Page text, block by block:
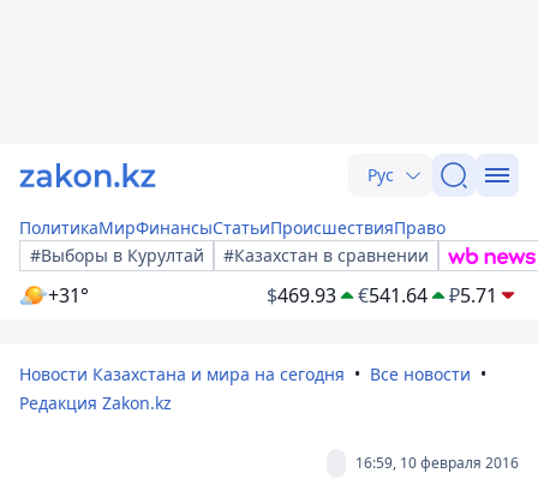
Рус
ПолитикаМирФинансыСтатьиПроисшествияПраво
#Выборы в Курултай
#Казахстан в сравнении
+31° $469.93 €541.64 ₽5.71
Новости Казахстана и мира на сегодня
Все новости
Редакция Zakon.kz
16:59, 10 февраля 2016